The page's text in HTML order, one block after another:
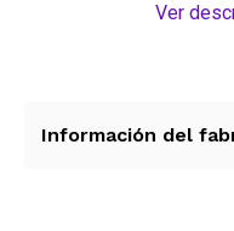
El paquete incluye
diseño elegante y
Ver
Información del